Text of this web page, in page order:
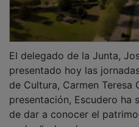
presentado hoy las
de Cultura, Carmen Teresa
presentación, Escudero ha
de dar a conocer el
poder “valorarlo y